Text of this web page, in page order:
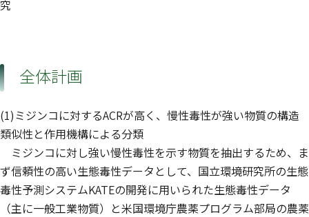
究
全体計画
(1)ミジンコに対するACRが高く、慢性毒性が強い物質の構造
類似性と作用機構による分類
ミジンコに対し強い慢性毒性を示す物質を抽出するため、ま
ず信頼性の高い生態毒性データとして、国立環境研究所の生態
毒性予測システムKATEの開発に用いられた生態毒性データ
（主に一般工業物質）と米国環境庁農薬プログラム部局の農薬